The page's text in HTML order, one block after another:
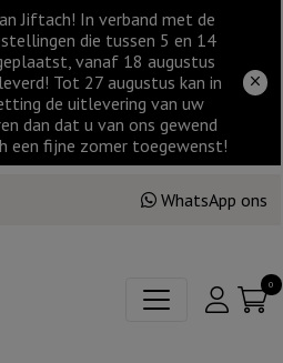
Jiftach! In verband met de
die tussen 5 en 14
vanaf 18 augustus
Tot 27 augustus kan in
de uitlevering van uw
dan dat u van ons gewend
een fijne zomer toegewenst!
WhatsApp ons
0